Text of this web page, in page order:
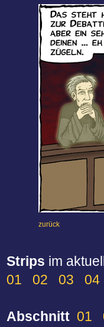
zurück
Strips im
01
02 03 04
Abschnitt 01